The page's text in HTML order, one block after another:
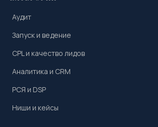
Аудит
Запуск и ведение
CPL и качество лидов
Аналитика и CRM
РСЯ и DSP
Ниши и кейсы